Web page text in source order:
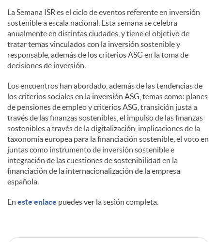
La Semana ISR es el ciclo de eventos referente en inversión
sostenible a escala nacional. Esta semana se celebra
anualmente en distintas ciudades, y tiene el objetivo de
tratar temas vinculados con la inversión sostenible y
responsable, además de los criterios ASG en la toma de
decisiones de inversión.
Los encuentros han abordado, además de las tendencias de
los criterios sociales en la inversión ASG, temas como: planes
de pensiones de empleo y criterios ASG, transición justa a
través de las finanzas sostenibles, el impulso de las finanzas
sostenibles a través de la digitalización, implicaciones de la
taxonomía europea para la financiación sostenible, el voto en
juntas como instrumento de inversión sostenible e
integración de las cuestiones de sostenibilidad en la
financiación de la internacionalización de la empresa
española.
En este enlace puedes ver la sesión completa.